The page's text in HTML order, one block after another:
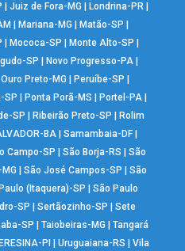
|Juiz de Fora-MG Londrina-PR
Mariana-MG Matão-SP
Mococa-SP Monte Alto-SP
SP Novo Progresso-PA
|Ouro Preto-MG Peruíbe-SP
SP Ponta Porã-MS Portel-PA|
SP Ribeirão Preto-SP
Rolim
BA |Samambaia-DF
Campo-SP São Borja-RS
São
São José Campos-SP
São
(Itaquera)-SP
São Paulo
SP Sertãozinho-SP
Sete
SP |Taiobeiras-MG |Tangará
PI Uruguaiana-RS Vila